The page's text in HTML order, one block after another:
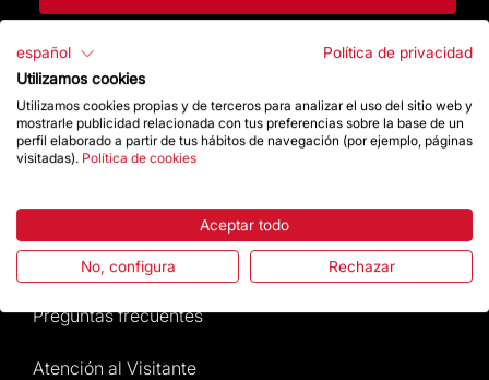
Tienda
Destacados
La Fundación
Preguntas frecuentes
Atención al Visitante
español
Política de privacidad
Utilizamos cookies
Utilizamos cookies propias y de terceros para analizar el uso del sitio web y
mostrarle publicidad relacionada con tus preferencias sobre la base de un
perfil elaborado a partir de tus hábitos de navegación (por ejemplo, páginas
visitadas). Política de cookies
Aceptar todo
No, configura Rechazar